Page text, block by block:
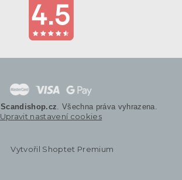
Vytvořil Shoptet Premium
Scandishop.cz . Všechna práva vyhrazena.
Upravit nastavení cookies